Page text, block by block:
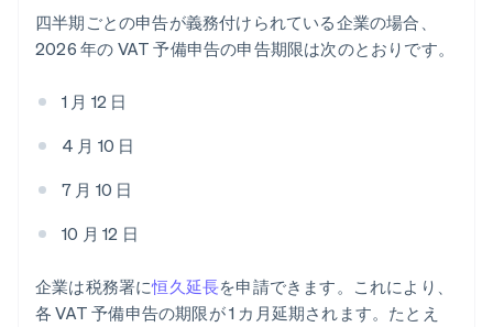
四半期ごとの申告が義務付けられている企業の場合、
2026 年の VAT 予備申告の申告期限は次のとおりです。
1 月 12 日
4 月 10 日
7 月 10 日
10 月 12 日
企業は税務署に恒久延長を申請できます。これにより、
各 VAT 予備申告の期限が 1 カ月延期されます。たとえ